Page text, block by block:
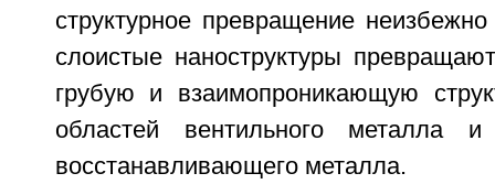
структурное превращение
слоистые наноструктуры
грубую и взаимопроникающую
областей вентильного металла
восстанавливающего металла.